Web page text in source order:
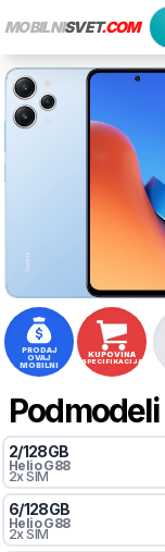
MOBILNISVET.COM
PRODAJ
OVAJ
MOBILNI
KUPOVINA
SPECIFIKACIJA
Podmodeli
2/128GB
Helio G88
2x SIM
6/128GB
Helio G88
2x SIM